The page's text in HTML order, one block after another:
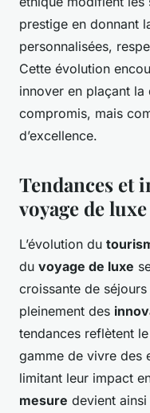
prestige en donnant
personnalisées,
Cette évolution
innover en plaçant
compromis, mais
d’excellence.
Tendances et
voyage de
L’évolution du
du voyage de luxe
croissante de
pleinement des
tendances reflètent
gamme de vivre des
limitant leur impact
mesure devient